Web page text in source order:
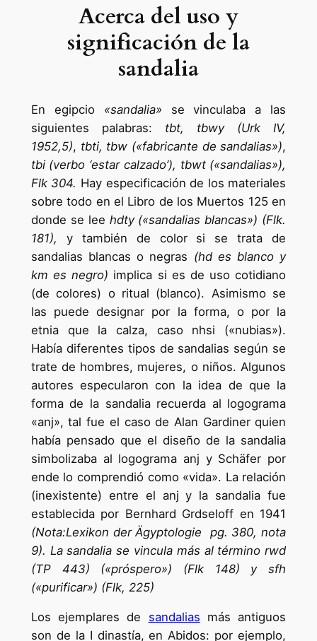
Acerca del uso y
significación de la
sandalia
En egipcio «sandalia» se vinculaba a las
siguientes palabras: tbt, tbwy (Urk IV,
1952,5), tbti, tbw («fabricante de sandalias»),
tbi (verbo ‘estar calzado’), tbwt («sandalias»),
Flk 304. Hay especificación de los materiales
sobre todo en el Libro de los Muertos 125 en
donde se lee hdty («sandalias blancas») (Flk.
181), y también de color si se trata de
sandalias blancas o negras (hd es blanco y
km es negro) implica si es de uso cotidiano
(de colores) o ritual (blanco). Asimismo se
las puede designar por la forma, o por la
etnia que la calza, caso nhsi («nubias»).
Había diferentes tipos de sandalias según se
trate de hombres, mujeres, o niños. Algunos
autores especularon con la idea de que la
forma de la sandalia recuerda al logograma
«anj», tal fue el caso de Alan Gardiner quien
había pensado que el diseño de la sandalia
simbolizaba al logograma anj y Schäfer por
ende lo comprendió como «vida». La relación
(inexistente) entre el anj y la sandalia fue
establecida por Bernhard Grdseloff en 1941
(Nota:Lexikon der Ägyptologie pg. 380, nota
9). La sandalia se vincula más al término rwd
(TP 443) («próspero») (Flk 148) y sfh
(«purificar») (Flk, 225)
Los ejemplares de sandalias más antiguos
son de la I dinastía, en Abidos: por ejemplo,